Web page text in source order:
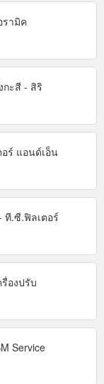
รามิค
กะสี - สิริ
ร์ แอนด์เอ็น
ที.ซี.ฟิลเตอร์
องปรับ
Service